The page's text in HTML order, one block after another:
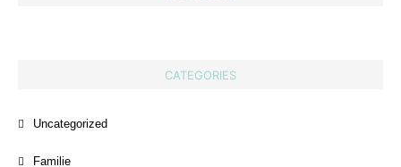
CATEGORIES
Uncategorized
Familie